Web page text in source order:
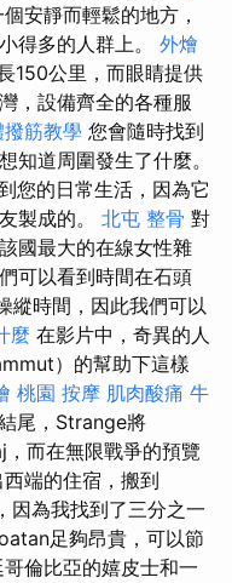
安靜而輕鬆的地方，
得多的人群上。 外燴
150公里，而眼睛提供
，設備齊全的各種服
撥筋教學 您會隨時找到
知道周圍發生了什麼。
您的日常生活，因為它
製成的。 北屯 整骨 對
國最大的在線女性雜
可以看到時間在石頭
縱時間，因此我們可以
麼 在影片中，奇異的人
）的幫助下這樣
桃園 按摩 肌肉酸痛 牛
尾，Strange將
而在無限戰爭的預覽
端的住宿，搬到
因為我找到了三分之一
足夠昂貴，可以節
倫比亞的嬉皮士和一